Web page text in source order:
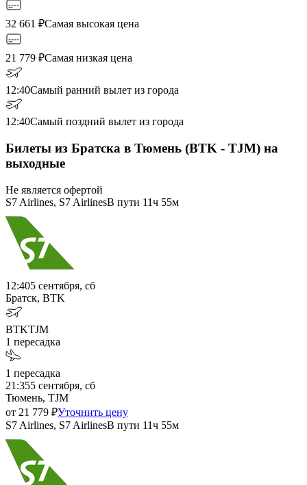
32 661 ₽Самая высокая цена
21 779 ₽Самая низкая цена
12:40Самый ранний вылет из города
12:40Самый поздний вылет из города
Билеты из Братска в Тюмень (BTK - TJM) на
выходные
Не является офертой
S7 Airlines, S7 AirlinesВ пути 11ч 55м
12:405 сентября, сб
Братск, BTK
BTKTJM
1 пересадка
1 пересадка
21:355 сентября, сб
Тюмень, TJM
от 21 779 ₽Уточнить цену
S7 Airlines, S7 AirlinesВ пути 11ч 55м